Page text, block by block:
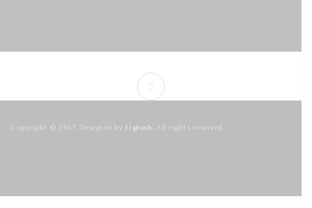
Copyright © 2017 Designed by Liglosh . All rights reserved.